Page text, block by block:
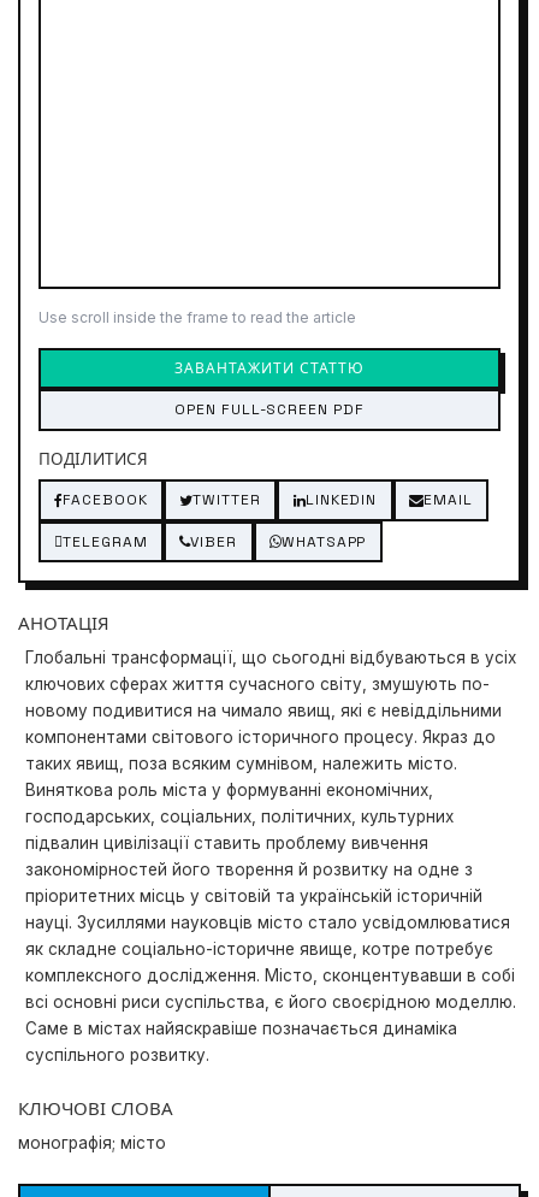
Use scroll inside the frame to read the article
ЗАВАНТАЖИТИ СТАТТЮ
OPEN FULL-SCREEN PDF
ПОДІЛИТИСЯ
FACEBOOK TWITTER LINKEDIN EMAIL
TELEGRAM VIBER WHATSAPP
АНОТАЦІЯ
Глобальні трансформації, що сьогодні відбуваються в усіх
ключових сферах життя сучасного світу, змушують по-
новому подивитися на чимало явищ, які є невіддільними
компонентами світового історичного процесу. Якраз до
таких явищ, поза всяким сумнівом, належить місто.
Виняткова роль міста у формуванні економічних,
господарських, соціальних, політичних, культурних
підвалин цивілізації ставить проблему вивчення
закономірностей його творення й розвитку на одне з
пріоритетних місць у світовій та українській історичній
науці. Зусиллями науковців місто стало усвідомлюватися
як складне соціально-історичне явище, котре потребує
комплексного дослідження. Місто, сконцентувавши в собі
всі основні риси суспільства, є його своєрідною моделлю.
Саме в містах найяскравіше позначається динаміка
суспільного розвитку.
КЛЮЧОВІ СЛОВА
монографія; місто